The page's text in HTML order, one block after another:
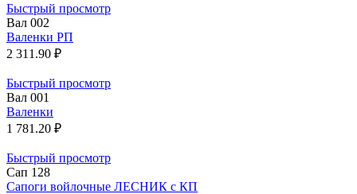
Быстрый просмотр
Вал 002
Валенки РП
2 311.90 ₽
Быстрый просмотр
Вал 001
Валенки
1 781.20 ₽
Быстрый просмотр
Сап 128
Сапоги войлочные ЛЕСНИК с КП